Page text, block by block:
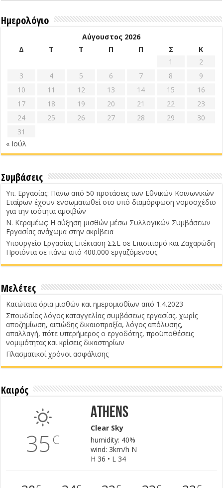
Ημερολόγιο
Αύγουστος 2026
Δ
Τ Τ Π Π Σ
Κ
1
2
3
4 5 6 7 8
9
10
11 12 13 14 15
16
17
18 19 20 21 22
23
24
25 26 27 28 29
30
31
« Ιούλ
Συμβάσεις
Υπ. Εργασίας: Πάνω από 50 προτάσεις των Εθνικών Κοινωνικών
Εταίρων έχουν ενσωματωθεί στο υπό διαμόρφωση νομοσχέδιο
για την ισότητα αμοιβών
Ν. Κεραμέως: Η αύξηση μισθών μέσω Συλλογικών Συμβάσεων
Εργασίας ανάχωμα στην ακρίβεια
Υπουργείο Εργασίας Επέκταση ΣΣΕ σε Επισιτισμό και Ζαχαρώδη
Προϊόντα σε πάνω από 400.000 εργαζόμενους
Μελέτες
Κατώτατα όρια μισθών και ημερομισθίων από 1.4.2023
Σπουδαίος λόγος καταγγελίας συμβάσεως εργασίας, χωρίς
αποζημίωση, αιτιώδης δικαιοπραξία, λόγος απόλυσης,
απαλλαγή, πότε υπερήμερος ο εργοδότης, προϋποθέσεις
νομιμότητας και κρίσεις δικαστηρίων
Πλασματικοί χρόνοι ασφάλισης
Καιρός
35C
Athens
Clear Sky
humidity: 40%
wind: 3km/h N
H 36 • L 34